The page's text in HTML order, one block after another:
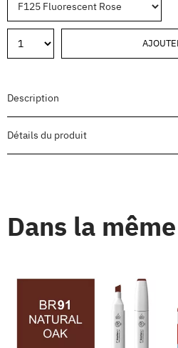
Description
Détails du produit
Dans la